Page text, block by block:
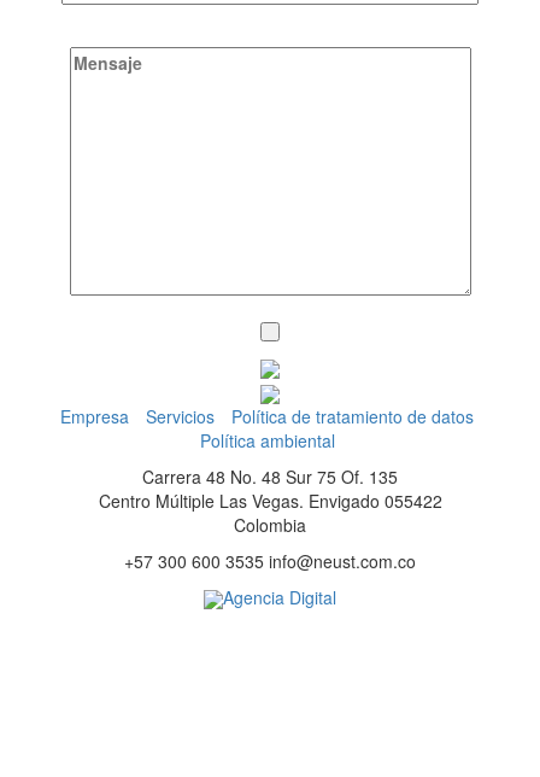
Empresa Servicios
Política de tratamiento de datos
Política ambiental
Carrera 48 No. 48 Sur 75 Of. 135
Centro Múltiple Las Vegas. Envigado 055422
Colombia
+57 300 600 3535 info@neust.com.co
Agencia Digital